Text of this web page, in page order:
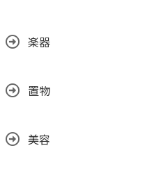
楽器
置物
美容